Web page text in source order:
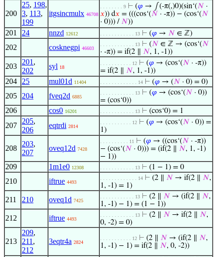
200
25, 198,
3, 113,
199
itgsincmulx 46708
. . . . . . . . 9 ⊢ (𝜑 → ∫(-π(,)0)(sin‘(𝑁 ·
𝑥)) d𝑥 = (((cos‘(𝑁 · -π)) − (cos‘(𝑁
· 0))) / 𝑁))
201 24 nnzd 12612 . . . . . . . . . . . . 13 ⊢ (𝜑 → 𝑁 ∈ ℤ)
202 cosknegpi 46603
. . . . . . . . . . . . 13 ⊢ (𝑁 ∈ ℤ → (cos‘(𝑁
· -π)) = if(2 ∥ 𝑁, 1, -1))
203
201 ,
202
syl 18
. . . . . . . . . . . 12 ⊢ (𝜑 → (cos‘(𝑁 · -π))
= if(2 ∥ 𝑁, 1, -1))
204 25 mul01d 11404 . . . . . . . . . . . . . 14 ⊢ (𝜑 → (𝑁 · 0) = 0)
205 204 fveq2d 6885
. . . . . . . . . . . . 13 ⊢ (𝜑 → (cos‘(𝑁 · 0))
= (cos‘0))
206 cos0 16201 . . . . . . . . . . . . 13 ⊢ (cos‘0) = 1
207
205,
206
eqtrdi 2814
. . . . . . . . . . . 12 ⊢ (𝜑 → (cos‘(𝑁 · 0)) =
1)
208
203,
207
oveq12d 7428
. . . . . . . . . . 11 ⊢ (𝜑 → ((cos‘(𝑁 · -π))
− (cos‘(𝑁 · 0))) = (if(2 ∥ 𝑁, 1, -1)
− 1))
209 1m1e0 12308 . . . . . . . . . . . . 13 ⊢ (1 − 1) = 0
210 iftrue 4493
. . . . . . . . . . . . . 14 ⊢ (2 ∥ 𝑁 → if(2 ∥ 𝑁,
1, -1) = 1)
211 210 oveq1d 7425
. . . . . . . . . . . . 13 ⊢ (2 ∥ 𝑁 → (if(2 ∥ 𝑁,
1, -1) − 1) = (1 − 1))
212 iftrue 4493
. . . . . . . . . . . . 13 ⊢ (2 ∥ 𝑁 → if(2 ∥ 𝑁,
0, -2) = 0)
213
209,
211 ,
212
3eqtr4a 2824
. . . . . . . . . . . 12 ⊢ (2 ∥ 𝑁 → (if(2 ∥ 𝑁,
1, -1) − 1) = if(2 ∥ 𝑁, 0, -2))